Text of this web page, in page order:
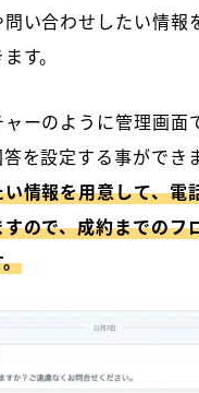
問い合わせしたい情報
す。
ーのように管理画面
を設定する事ができ
情報を用意して、電
ので、成約までのフ